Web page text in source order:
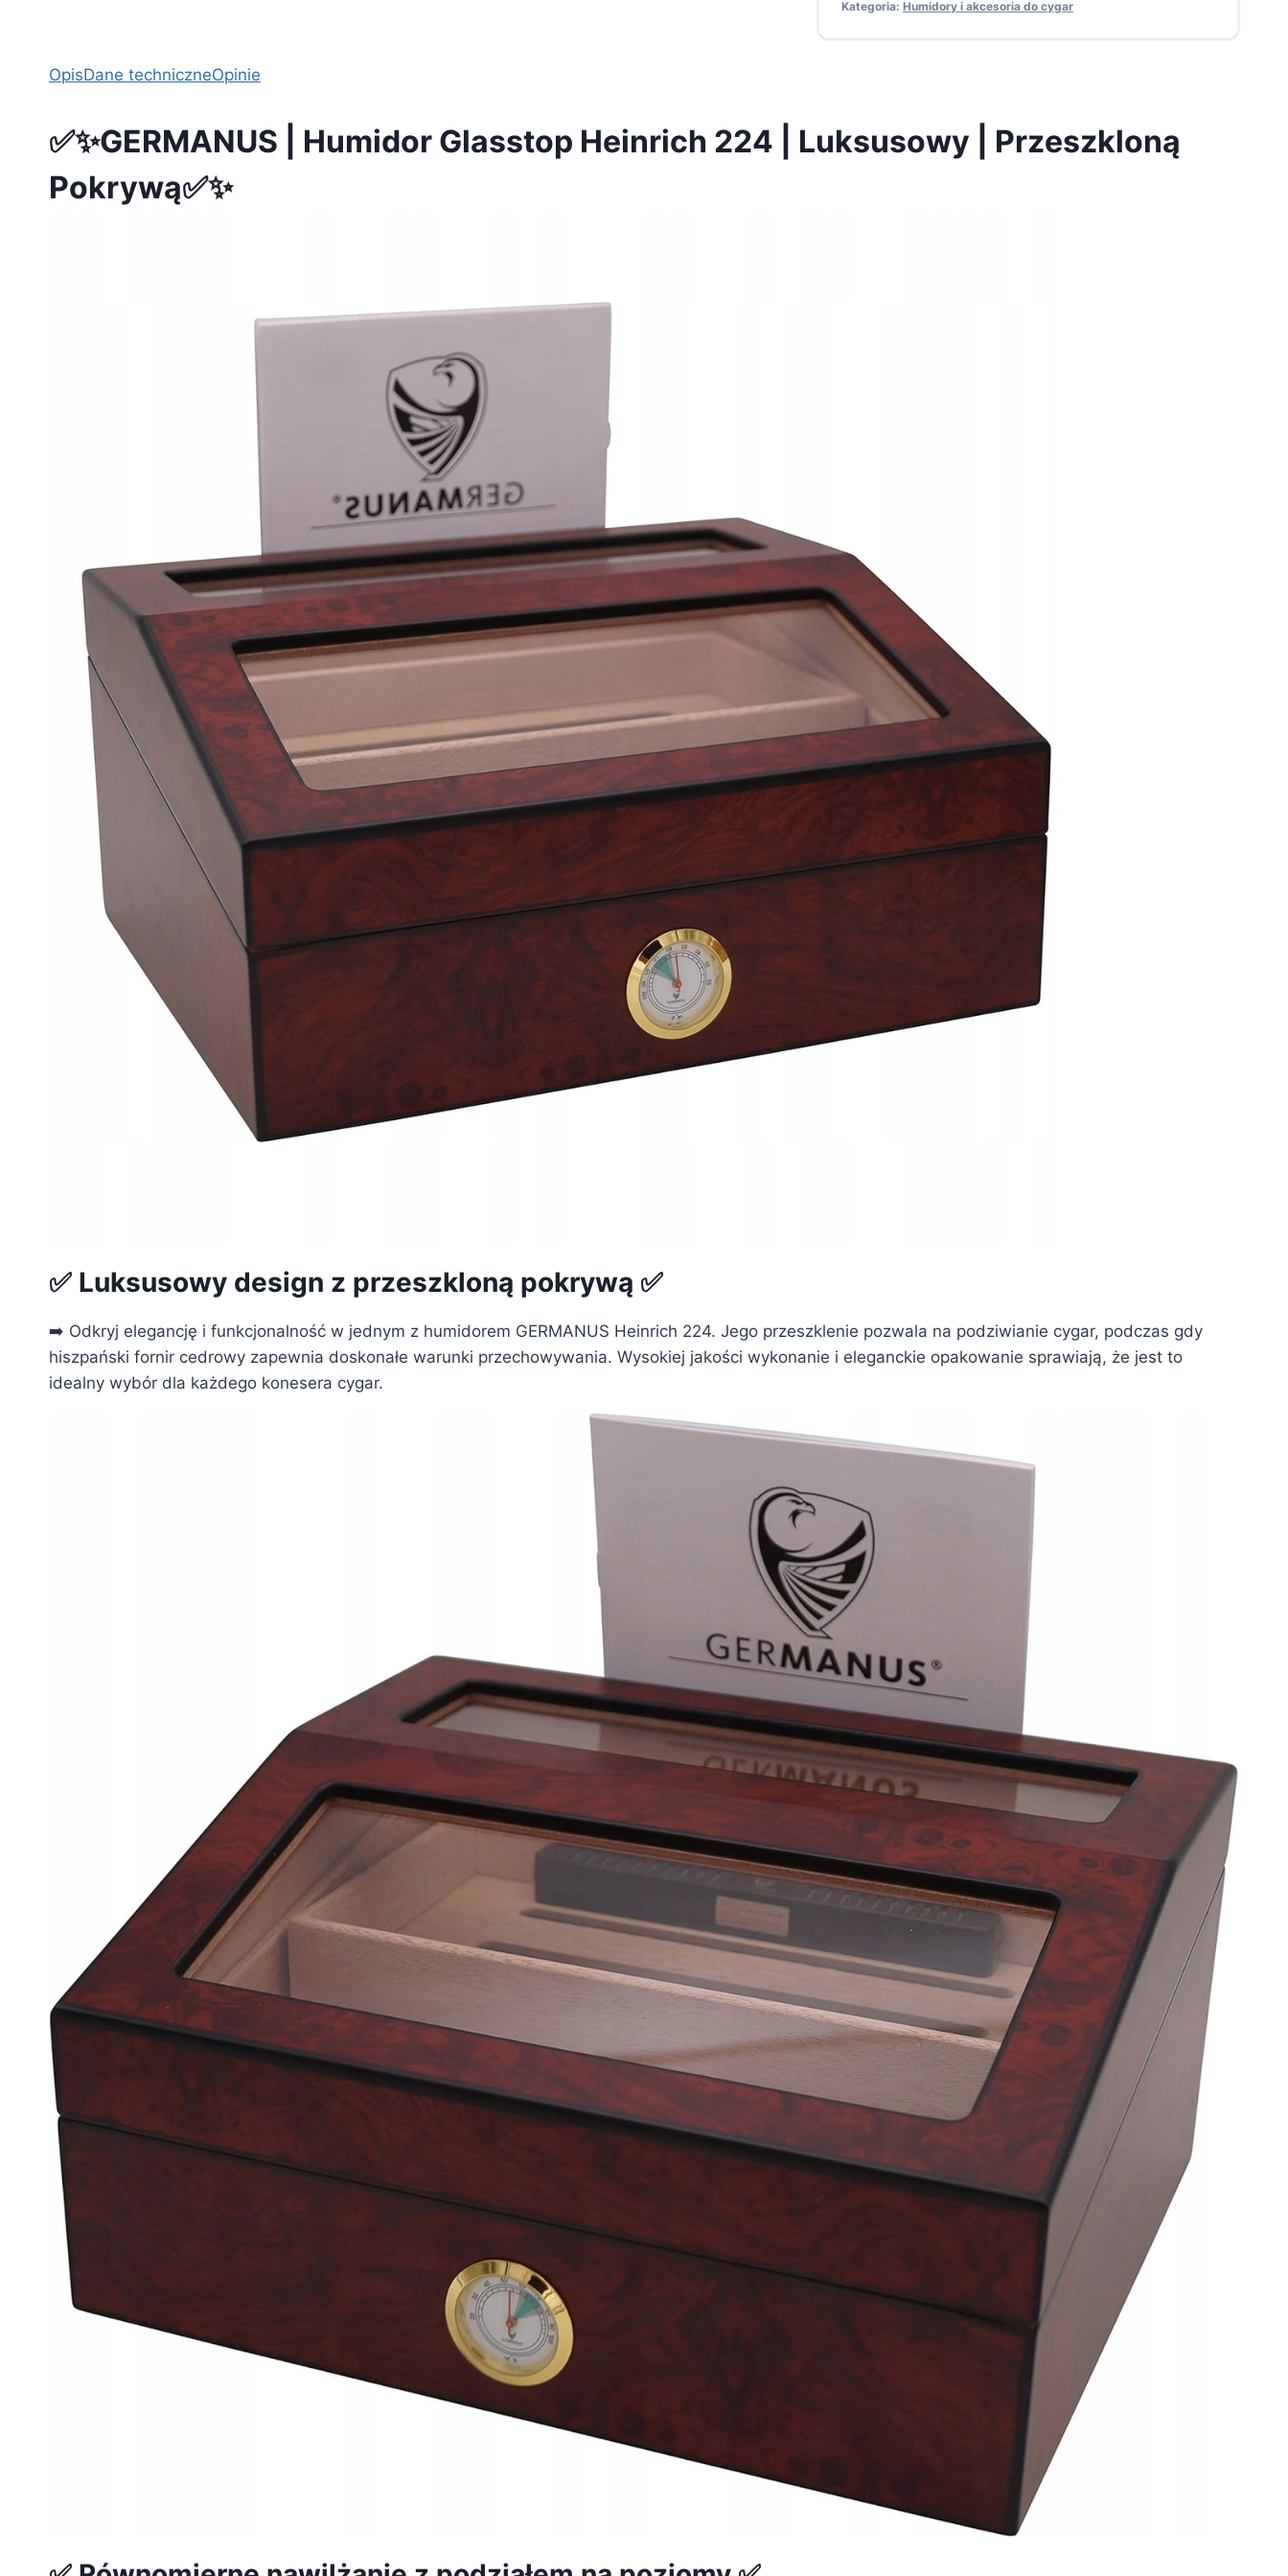
Kategoria: Humidory i akcesoria do cygar
OpisDane techniczneOpinie
✅✨GERMANUS | Humidor Glasstop Heinrich 224 | Luksusowy | Przeszkloną
Pokrywą✅✨
✅ Luksusowy design z przeszkloną pokrywą ✅
➡️ Odkryj elegancję i funkcjonalność w jednym z humidorem GERMANUS Heinrich 224. Jego przeszklenie pozwala na podziwianie cygar, podczas gdy
hiszpański fornir cedrowy zapewnia doskonałe warunki przechowywania. Wysokiej jakości wykonanie i eleganckie opakowanie sprawiają, że jest to
idealny wybór dla każdego konesera cygar.